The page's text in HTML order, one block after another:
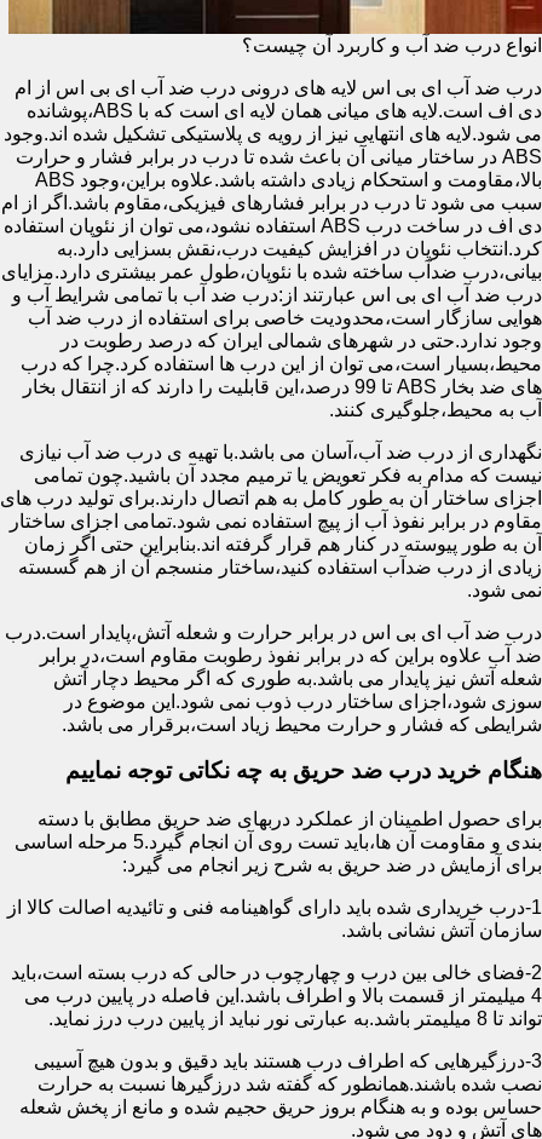
انواع درب ضد آب و کاربرد آن چیست؟
درب ضد آب ای بی اس لایه های درونی درب ضد آب ای بی اس از ام
دی اف است.لایه های میانی همان لایه ای است که با ABS،پوشانده
می شود.لایه های انتهایی نیز از رویه ی پلاستیکی تشکیل شده اند.وجود
ABS در ساختار میانی آن باعث شده تا درب در برابر فشار و حرارت
بالا،مقاومت و استحکام زیادی داشته باشد.علاوه براین،وجود ABS
سبب می شود تا درب در برابر فشارهای فیزیکی،مقاوم باشد.اگر از ام
دی اف در ساخت درب ABS استفاده نشود،می توان از نئوپان استفاده
کرد.انتخاب نئوپان در افزایش کیفیت درب،نقش بسزایی دارد.به
بیانی،درب ضدآب ساخته شده با نئوپان،طول عمر بیشتری دارد.مزایای
درب ضد آب ای بی اس عبارتند از:درب ضد آب با تمامی شرایط آب و
هوایی سازگار است،محدودیت خاصی برای استفاده از درب ضد آب
وجود ندارد.حتی در شهرهای شمالی ایران که درصد رطوبت در
محیط،بسیار است،می توان از این درب ها استفاده کرد.چرا که درب
های ضد بخار ABS تا 99 درصد،این قابلیت را دارند که از انتقال بخار
آب به محیط،جلوگیری کنند.
نگهداری از درب ضد آب،آسان می باشد.با تهیه ی درب ضد آب نیازی
نیست که مدام به فکر تعویض یا ترمیم مجدد آن باشید.چون تمامی
اجزای ساختار آن به طور کامل به هم اتصال دارند.برای تولید درب های
مقاوم در برابر نفوذ آب از پیچ استفاده نمی شود.تمامی اجزای ساختار
آن به طور پیوسته در کنار هم قرار گرفته اند.بنابراین حتی اگر زمان
زیادی از درب ضدآب استفاده کنید،ساختار منسجم آن از هم گسسته
نمی شود.
درب ضد آب ای بی اس در برابر حرارت و شعله آتش،پایدار است.درب
ضد آب علاوه براین که در برابر نفوذ رطوبت مقاوم است،در برابر
شعله آتش نیز پایدار می باشد.به طوری که اگر محیط دچار آتش
سوزی شود،اجزای ساختار درب ذوب نمی شود.این موضوع در
شرایطی که فشار و حرارت محیط زیاد است،برقرار می باشد.
هنگام خرید درب ضد حریق به چه نکاتی توجه نماییم
برای حصول اطمینان از عملکرد دربهای ضد حریق مطابق با دسته
بندی و مقاومت آن ها،باید تست روی آن انجام گیرد.5 مرحله اساسی
برای آزمایش در ضد حریق به شرح زیر انجام می گیرد:
1-درب خریداری شده باید دارای گواهینامه فنی و تائیدیه اصالت کالا از
سازمان آتش نشانی باشد.
2-فضای خالی بین درب و چهارچوب در حالی که درب بسته است،باید
4 میلیمتر از قسمت بالا و اطراف باشد.این فاصله در پایین درب می
تواند تا 8 میلیمتر باشد.به عبارتی نور نباید از پایین درب درز نماید.
3-درزگیرهایی که اطراف درب هستند باید دقیق و بدون هیچ آسیبی
نصب شده باشند.همانطور که گفته شد درزگیرها نسبت به حرارت
حساس بوده و به هنگام بروز حریق حجیم شده و مانع از پخش شعله
های آتش و دود می شود.